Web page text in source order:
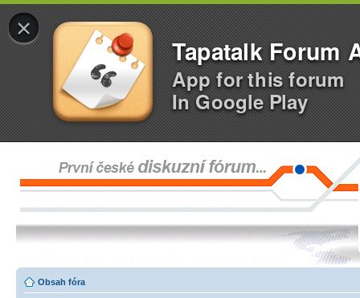
×
Tapatalk Forum
App for this forum
In Google Play
Obsah fóra